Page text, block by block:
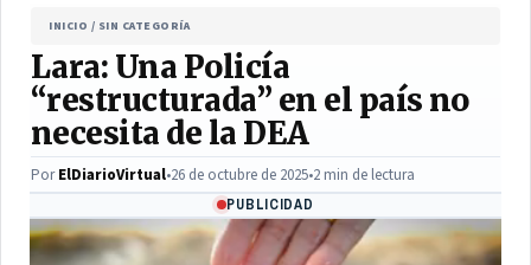
INICIO / SIN CATEGORÍA
Lara: Una Policía
“restructurada” en el país no
necesita de la DEA
PorElDiarioVirtual•26 de octubre de 2025•2 min de lectura
PUBLICIDAD